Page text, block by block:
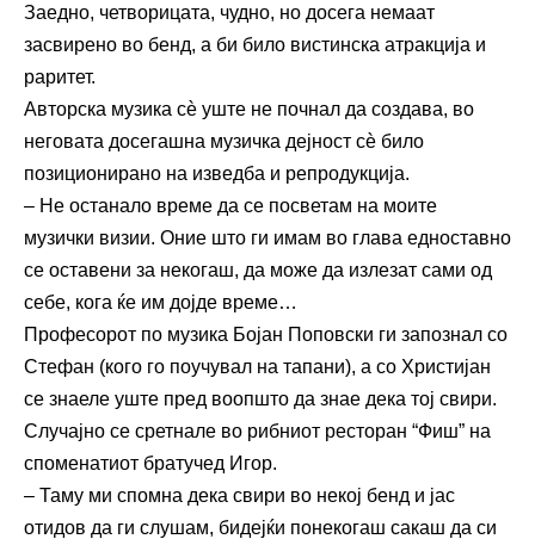
Заедно, четворицата, чудно, но досега немаат
засвирено во бенд, а би било вистинска атракција и
раритет.
Авторска музика сѐ уште не почнал да создава, во
неговата досегашна музичка дејност сѐ било
позиционирано на изведба и репродукција.
– Не останало време да се посветам на моите
музички визии. Оние што ги имам во глава едноставно
се оставени за некогаш, да може да излезат сами од
себе, кога ќе им дојде време…
Професорот по музика Бојан Поповски ги запознал со
Стефан (кого го поучувал на тапани), а со Христијан
се знаеле уште пред воопшто да знае дека тој свири.
Случајно се сретнале во рибниот ресторан “Фиш” на
споменатиот братучед Игор.
– Таму ми спомна дека свири во некој бенд и јас
отидов да ги слушам, бидејќи понекогаш сакаш да си